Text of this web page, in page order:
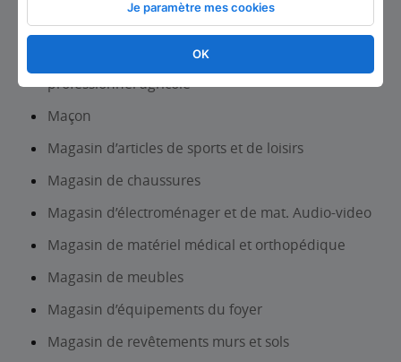
Lycée d’enseignement professionnel
Lycée d’enseignement technique et/ou
professionnel agricole
Maçon
Magasin d’articles de sports et de loisirs
Magasin de chaussures
Magasin d’électroménager et de mat. Audio-video
Magasin de matériel médical et orthopédique
Magasin de meubles
Magasin d’équipements du foyer
Magasin de revêtements murs et sols
OK
Je paramètre mes cookies